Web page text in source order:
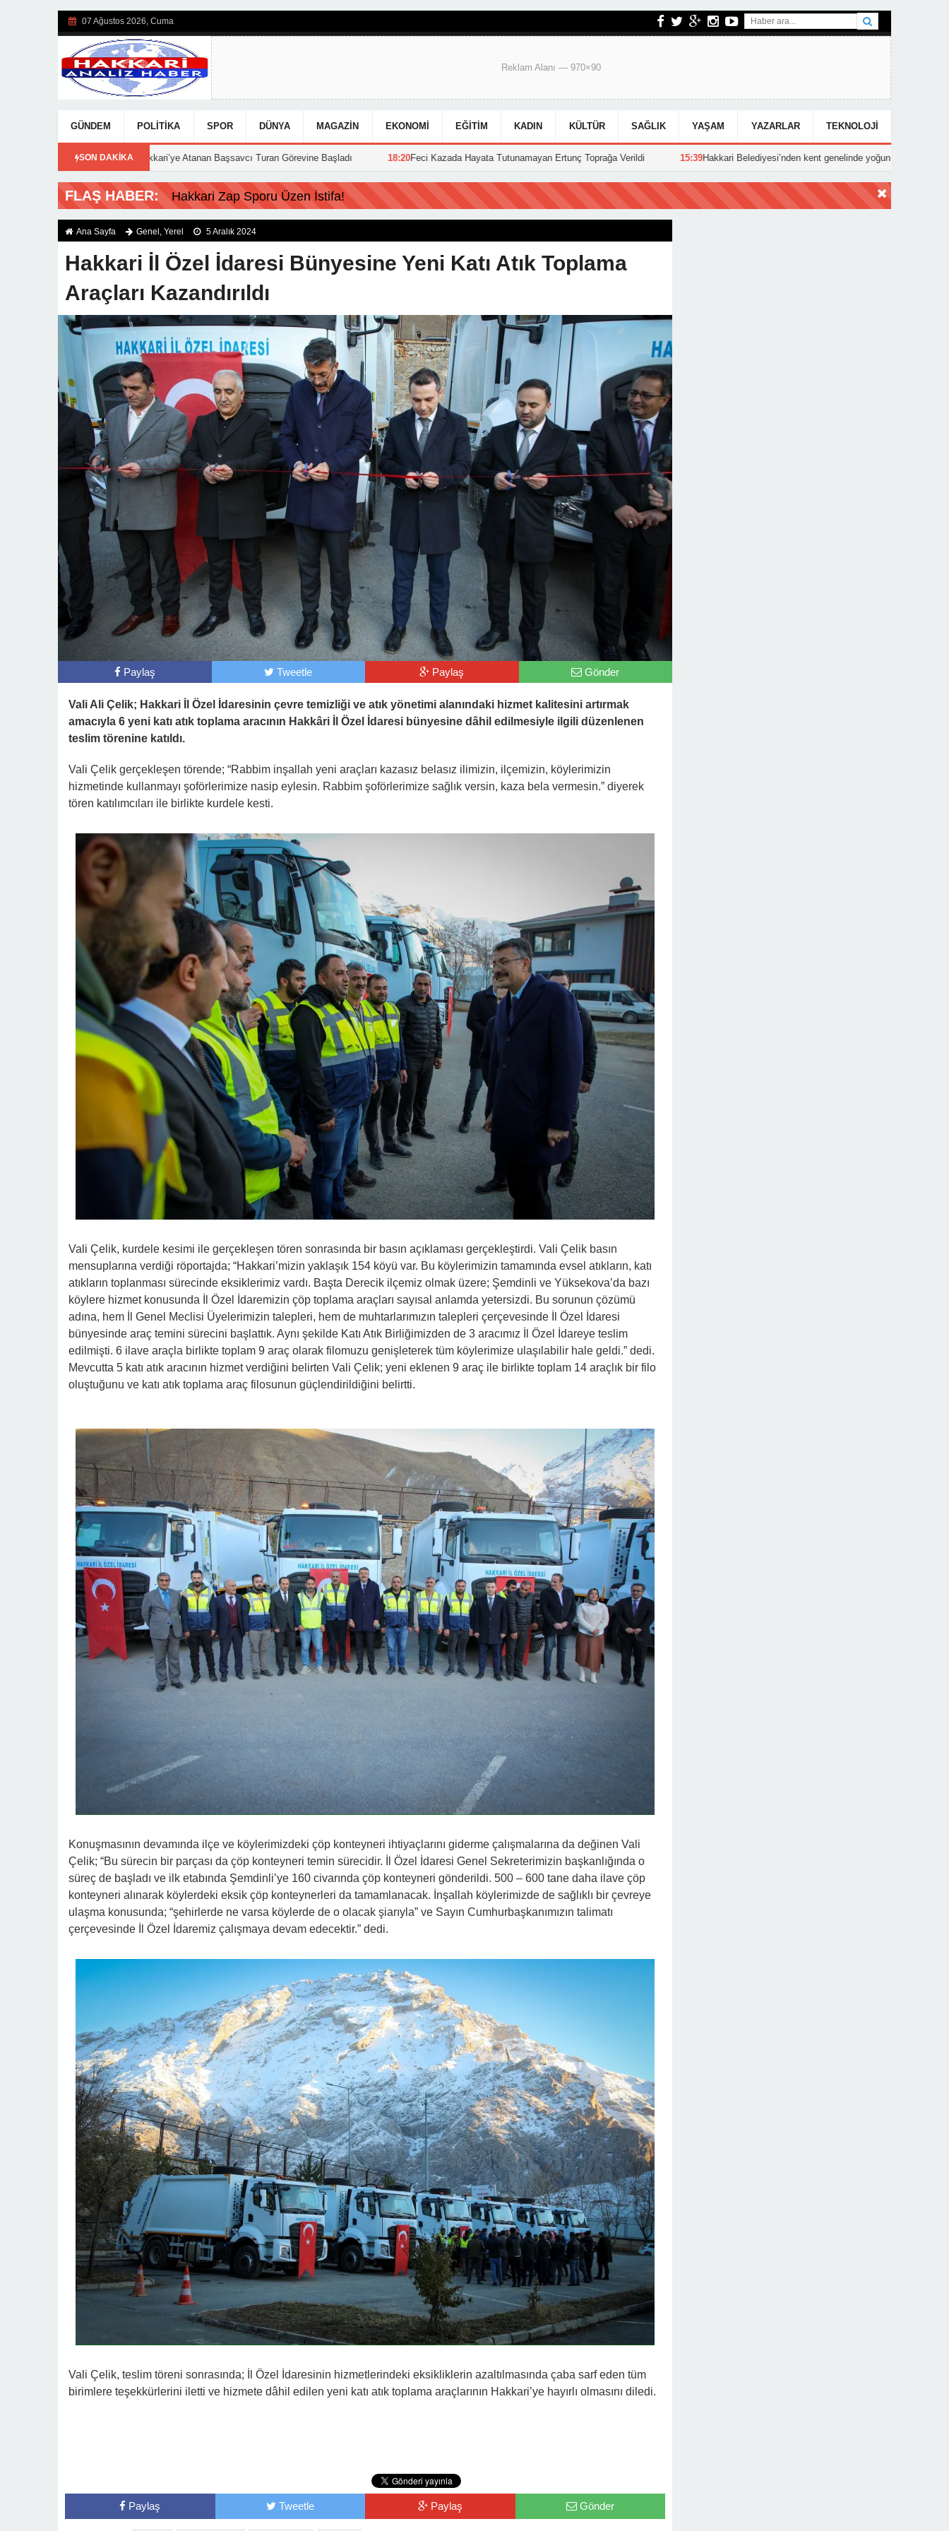
07 Ağustos 2026, Cuma
Reklam Alanı — 970×90
GÜNDEM POLITIKA SPOR DÜNYA MAGAZIN EKONOMI EĞITIM KADIN KÜLTÜR SAĞLIK YAŞAM YAZARLAR TEKNOLOJI
SON DAKİKA
Hakkari’ye Atanan Başsavcı Turan Görevine Başladı 18:20Feci Kazada Hayata Tutunamayan Ertunç Toprağa Verildi 15:39Hakkari Belediyesi’nden kent genelinde yoğun asfalt mesaisi 15:25
FLAŞ HABER: Hakkari Zap Sporu Üzen İstifa!
Ana Sayfa Genel , Yerel 5 Aralık 2024
Hakkari İl Özel İdaresi Bünyesine Yeni Katı Atık Toplama
Araçları Kazandırıldı
Paylaş Tweetle Paylaş Gönder
Vali Ali Çelik; Hakkari İl Özel İdaresinin çevre temizliği ve atık yönetimi alanındaki hizmet kalitesini artırmak
amacıyla 6 yeni katı atık toplama aracının Hakkâri İl Özel İdaresi bünyesine dâhil edilmesiyle ilgili düzenlenen
teslim törenine katıldı.
Vali Çelik gerçekleşen törende; “Rabbim inşallah yeni araçları kazasız belasız ilimizin, ilçemizin, köylerimizin
hizmetinde kullanmayı şoförlerimize nasip eylesin. Rabbim şoförlerimize sağlık versin, kaza bela vermesin.” diyerek
tören katılımcıları ile birlikte kurdele kesti.
Vali Çelik, kurdele kesimi ile gerçekleşen tören sonrasında bir basın açıklaması gerçekleştirdi. Vali Çelik basın
mensuplarına verdiği röportajda; “Hakkari’mizin yaklaşık 154 köyü var. Bu köylerimizin tamamında evsel atıkların, katı
atıkların toplanması sürecinde eksiklerimiz vardı. Başta Derecik ilçemiz olmak üzere; Şemdinli ve Yüksekova’da bazı
köylere hizmet konusunda İl Özel İdaremizin çöp toplama araçları sayısal anlamda yetersizdi. Bu sorunun çözümü
adına, hem İl Genel Meclisi Üyelerimizin talepleri, hem de muhtarlarımızın talepleri çerçevesinde İl Özel İdaresi
bünyesinde araç temini sürecini başlattık. Aynı şekilde Katı Atık Birliğimizden de 3 aracımız İl Özel İdareye teslim
edilmişti. 6 ilave araçla birlikte toplam 9 araç olarak filomuzu genişleterek tüm köylerimize ulaşılabilir hale geldi.” dedi.
Mevcutta 5 katı atık aracının hizmet verdiğini belirten Vali Çelik; yeni eklenen 9 araç ile birlikte toplam 14 araçlık bir filo
oluştuğunu ve katı atık toplama araç filosunun güçlendirildiğini belirtti.
Konuşmasının devamında ilçe ve köylerimizdeki çöp konteyneri ihtiyaçlarını giderme çalışmalarına da değinen Vali
Çelik; “Bu sürecin bir parçası da çöp konteyneri temin sürecidir. İl Özel İdaresi Genel Sekreterimizin başkanlığında o
süreç de başladı ve ilk etabında Şemdinli’ye 160 civarında çöp konteyneri gönderildi. 500 – 600 tane daha ilave çöp
konteyneri alınarak köylerdeki eksik çöp konteynerleri da tamamlanacak. İnşallah köylerimizde de sağlıklı bir çevreye
ulaşma konusunda; “şehirlerde ne varsa köylerde de o olacak şiarıyla” ve Sayın Cumhurbaşkanımızın talimatı
çerçevesinde İl Özel İdaremiz çalışmaya devam edecektir.” dedi.
Vali Çelik, teslim töreni sonrasında; İl Özel İdaresinin hizmetlerindeki eksikliklerin azaltılmasında çaba sarf eden tüm
birimlere teşekkürlerini iletti ve hizmete dâhil edilen yeni katı atık toplama araçlarının Hakkari’ye hayırlı olmasını diledi.
Paylaş Tweetle Paylaş Gönder